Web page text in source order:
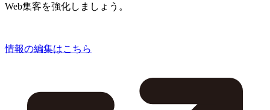
Web集客を強化しましょう。
情報の編集はこちら